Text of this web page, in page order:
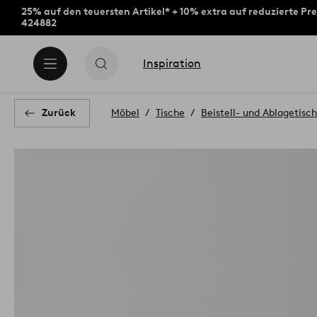
25% auf den teuersten Artikel* + 10% extra auf reduzierte
424882
Inspiration
Zurück Möbel Tische Beistell- und